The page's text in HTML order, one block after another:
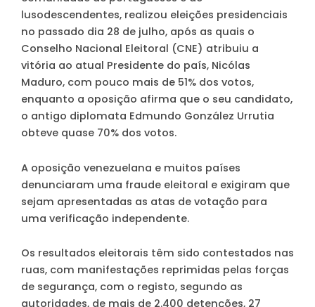
lusodescendentes, realizou eleições presidenciais
no passado dia 28 de julho, após as quais o
Conselho Nacional Eleitoral (CNE) atribuiu a
vitória ao atual Presidente do país, Nicólas
Maduro, com pouco mais de 51% dos votos,
enquanto a oposição afirma que o seu candidato,
o antigo diplomata Edmundo González Urrutia
obteve quase 70% dos votos.
A oposição venezuelana e muitos países
denunciaram uma fraude eleitoral e exigiram que
sejam apresentadas as atas de votação para
uma verificação independente.
Os resultados eleitorais têm sido contestados nas
ruas, com manifestações reprimidas pelas forças
de segurança, com o registo, segundo as
autoridades, de mais de 2.400 detenções, 27